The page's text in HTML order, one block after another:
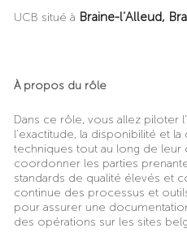
UCB situé à Braine-l’Alleud,
À propos du rôle
Dans ce rôle, vous allez piloter
l’exactitude, la disponibilité et
techniques tout au long de leur
coordonner les parties
standards de qualité élevés et
continue des processus et
pour assurer une
des opérations sur les sites